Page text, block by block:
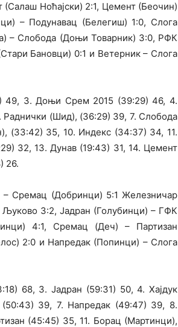
(Салаш Ноћајски) 2:1, Цемент (Беочин)
– Подунавац (Белегиш) 1:0, Слога
– Слобода (Доњи Товарник) 3:0, РФК
Бановци) 0:1 и Ветерник – Слога
49, 3. Доњи Срем 2015 (39:29) 46, 4.
Раднички (Шид), (36:29) 39, 7. Слобода
(33:42) 35, 10. Индекс (34:37) 34, 11.
32, 13. Дунав (19:43) 31, 14. Цемент
26.
– Сремац (Добринци) 5:1 Железничар
Љуково 3:2, Јадран (Голубинци) – ГФК
4:1, Сремац (Деч) – Партизан
2:0 и Напредак (Попинци) – Слога
68, 3. Јадран (59:31) 50, 4. Хајдук
39, 7. Напредак (49:47) 39, 8.
(45:45) 35, 11. Борац (Мартинци),